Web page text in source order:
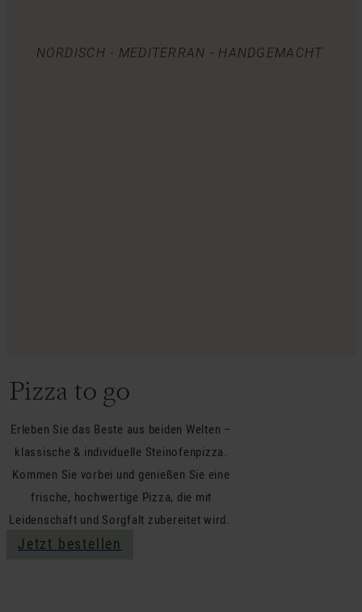
NORDISCH - MEDITERRAN - HANDGEMACHT
Pizza to go
Erleben Sie das Beste aus beiden Welten –
klassische & individuelle Steinofenpizza.
Kommen Sie vorbei und genießen Sie eine
frische, hochwertige Pizza, die mit
Leidenschaft und Sorgfalt zubereitet wird.
Jetzt bestellen